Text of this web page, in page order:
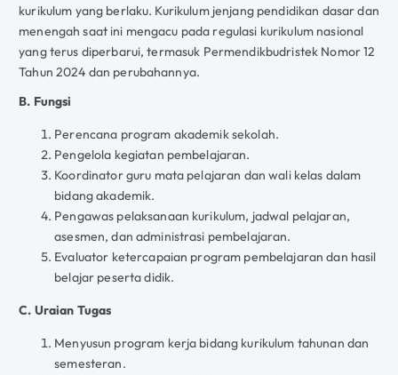
kurikulum yang berlaku. Kurikulum jenjang pendidikan dasar dan
menengah saat ini mengacu pada regulasi kurikulum nasional
yang terus diperbarui, termasuk Permendikbudristek Nomor 12
Tahun 2024 dan perubahannya.
B. Fungsi
Perencana program akademik sekolah.
Pengelola kegiatan pembelajaran.
Koordinator guru mata pelajaran dan wali kelas dalam
bidang akademik.
Pengawas pelaksanaan kurikulum, jadwal pelajaran,
asesmen, dan administrasi pembelajaran.
Evaluator ketercapaian program pembelajaran dan hasil
belajar peserta didik.
C. Uraian Tugas
Menyusun program kerja bidang kurikulum tahunan dan
semesteran.